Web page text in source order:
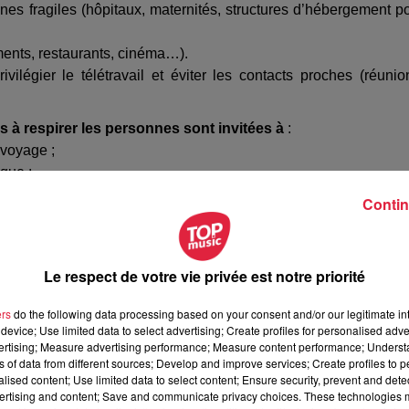
fragiles (hôpitaux, maternités, structures d’hébergement
restaurants, cinéma…).
le télétravail et éviter les contacts proches
à respirer les personnes sont invitées à :
;
;
de l’hôpital.
de ces destinations ne doivent pas se rendre à l’école,
hiérarchique avant la reprise des cours. Ils auront à fournir
ou de train, facture d’hôtel, de location de voitures…)
les personnels intervenant au sein des
agents des collectivités territoriales, agents de droit
de carence ne sera appliquée.
Le respect de votre vie privée est notre priorité
do the following data processing based on your consent and/or our legitimate
Use limited data to select advertising; Create profiles for personalised
Measure advertising performance; Measure content performance;
of data from different sources; Develop and improve services; Create profiles to
content; Use limited data to select content; Ensure security, prevent and
and content; Save and communicate privacy choices. These technologies